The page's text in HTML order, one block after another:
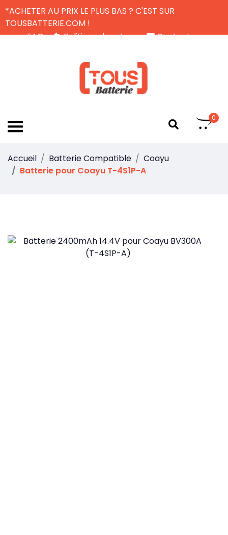
*ACHETER AU PRIX LE PLUS BAS ? C'EST SUR
TOUSBATTERIE.COM !
FAQ
Politique de retour
Contactez-nous
0
Accueil Batterie Compatible
Coayu
Batterie pour Coayu T-4S1P-A